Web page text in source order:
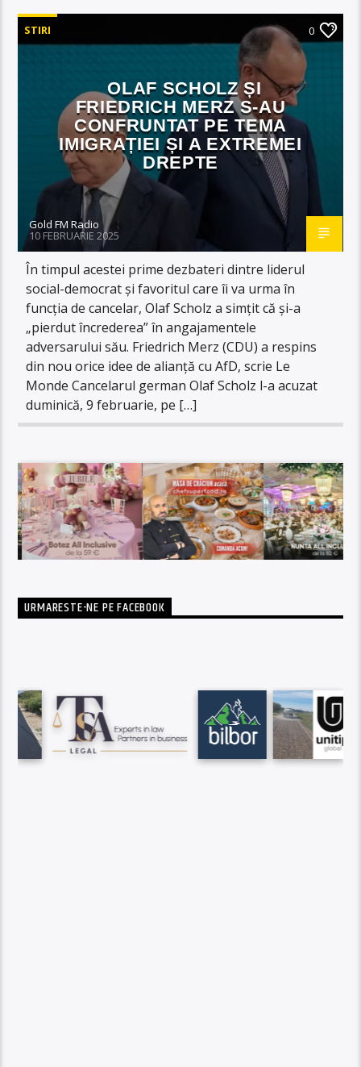
STIRI 0
OLAF SCHOLZ ȘI
FRIEDRICH MERZ S-AU
CONFRUNTAT PE TEMA
IMIGRAȚIEI ȘI A EXTREMEI
DREPTE
Gold FM Radio
10 FEBRUARIE 2025
În timpul acestei prime dezbateri dintre liderul
social-democrat și favoritul care îi va urma în
funcția de cancelar, Olaf Scholz a simțit că și-a
„pierdut încrederea” în angajamentele
adversarului său. Friedrich Merz (CDU) a respins
din nou orice idee de alianță cu AfD, scrie Le
Monde Cancelarul german Olaf Scholz l-a acuzat
duminică, 9 februarie, pe […]
URMARESTE-NE PE FACEBOOK